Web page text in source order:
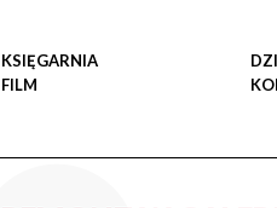
KSIĘGARNIA
FILM